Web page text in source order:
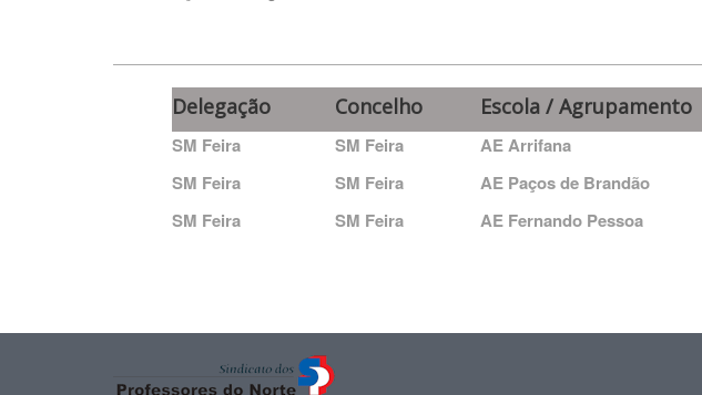
Delegação Concelho Escola / Agrupamento
SM Feira SM Feira AE Arrifana
SM Feira
SM Feira AE Paços de Brandão
SM Feira
SM Feira AE Fernando Pessoa